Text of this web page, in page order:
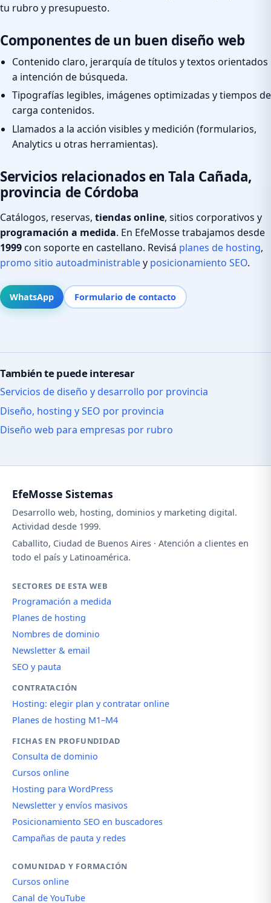
tu rubro y presupuesto.
Componentes de un buen diseño web
Contenido claro, jerarquía de títulos y textos orientados
a intención de búsqueda.
Tipografías legibles, imágenes optimizadas y tiempos de
carga contenidos.
Llamados a la acción visibles y medición (formularios,
Analytics u otras herramientas).
Servicios relacionados en Tala Cañada,
provincia de Córdoba
Catálogos, reservas, tiendas online, sitios corporativos y
programación a medida. En EfeMosse trabajamos desde
1999con soporte en castellano. Revisá planes de hosting,
promo sitio autoadministrabley posicionamiento SEO.
WhatsApp Formulario de contacto
También te puede interesar
Servicios de diseño y desarrollo por provincia
Diseño, hosting y SEO por provincia
Diseño web para empresas por rubro
EfeMosse Sistemas
Desarrollo web, hosting, dominios y marketing digital.
Actividad desde 1999.
Caballito, Ciudad de Buenos Aires · Atención a clientes en
todo el país y Latinoamérica.
SECTORES DE ESTA WEB
Programación a medida
Planes de hosting
Nombres de dominio
Newsletter & email
SEO y pauta
CONTRATACIÓN
Hosting: elegir plan y contratar online
Planes de hosting M1–M4
FICHAS EN PROFUNDIDAD
Consulta de dominio
Cursos online
Hosting para WordPress
Newsletter y envíos masivos
Posicionamiento SEO en buscadores
Campañas de pauta y redes
COMUNIDAD Y FORMACIÓN
Cursos online
Canal de YouTube